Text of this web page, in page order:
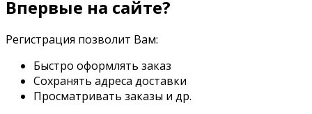
Впервые на сайте?
Регистрация позволит Вам:
Быстро оформлять заказ
Сохранять адреса доставки
Просматривать заказы и др.